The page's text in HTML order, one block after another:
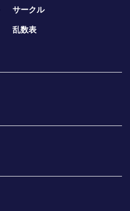
サークル
乱数表